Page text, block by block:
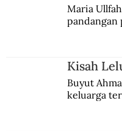
Maria
pandangan
Kisah
Buyut
keluarga